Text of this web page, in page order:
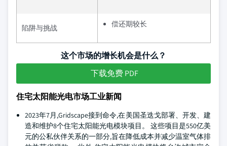
陷阱与挑战 偿还期较长
这个市场的增长机会是什么？
下载免费 PDF
住宅太阳能光电市场工业新闻
2023年7月,Gridscape接到命令,在美国圣迭戈部署、开发、建
造和维护8个住宅太阳能光电模块项目。 这些项目是550亿美
元的公私伙伴关系的一部分,旨在降低成本并减少温室气体排